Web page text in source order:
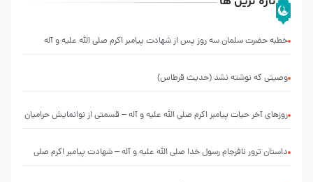
خطبه حضرت سلمان سه روز پس از شهادت پیامبر اکرم صلی الله علیه و آله
وصیتی که نوشته نشد (حدیث قرطاس)
روزهای آخر حیات پیامبر اکرم صلی الله علیه و آله – قسمتی از نوانمایش حرامیان
‌‌‌‌‌‌‌داستان ترور نافرجام رسول خدا صلی الله علیه و آله – شهادت پیامبر اکرم صلی